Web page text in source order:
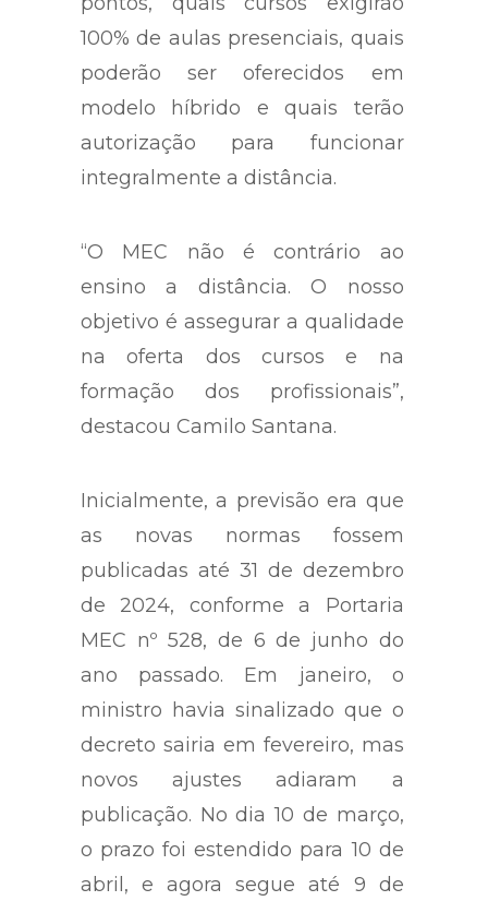
100% de aulas presenciais, quais
poderão ser oferecidos em
modelo híbrido e quais terão
autorização para funcionar
integralmente a distância.
“O MEC não é contrário ao
ensino a distância. O nosso
objetivo é assegurar a qualidade
na oferta dos cursos e na
formação dos profissionais”,
destacou Camilo Santana.
Inicialmente, a previsão era que
as novas normas fossem
publicadas até 31 de dezembro
de 2024, conforme a Portaria
MEC nº 528, de 6 de junho do
ano passado. Em janeiro, o
ministro havia sinalizado que o
decreto sairia em fevereiro, mas
novos ajustes adiaram a
publicação. No dia 10 de março,
o prazo foi estendido para 10 de
abril, e agora segue até 9 de